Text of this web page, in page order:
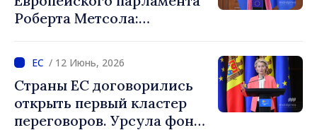
перед лицом огромных
вызовов»
Роберта Метсола:
мощный геополитический
инструмент, а Украина и
Республика Молдова
занимают свое место в ЕС»
/ 12 Июнь, 2026
Страны ЕС договорились
открыть первый кластер
переговоров. Урсула фон